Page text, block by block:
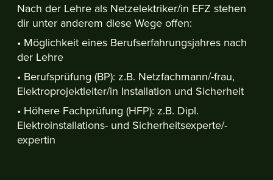
Nach der Lehre als Netzelektriker/in EFZ stehen
dir unter anderem diese Wege offen:
• Möglichkeit eines Berufserfahrungsjahres nach
der Lehre
• Berufsprüfung (BP): z.B. Netzfachmann/-frau,
Elektroprojektleiter/in Installation und Sicherheit
• Höhere Fachprüfung (HFP): z.B. Dipl.
Elektroinstallations- und Sicherheitsexperte/-
expertin